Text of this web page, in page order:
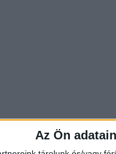
Az Ön